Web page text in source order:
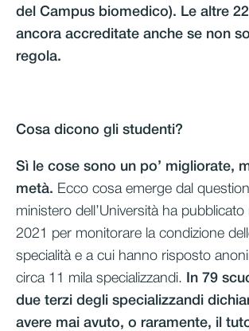
del Campus biomedico). Le altre
ancora accreditate anche se non
regola.
Cosa dicono gli studenti?
Sì le cose sono un po’ migliorate,
metà. Ecco cosa emerge dal
ministero dell’Università ha pubblicato
2021 per monitorare la condizione
specialità e a cui hanno risposto
circa 11 mila specializzandi.
In 79
due terzi degli specializzandi
avere mai avuto, o raramente, il